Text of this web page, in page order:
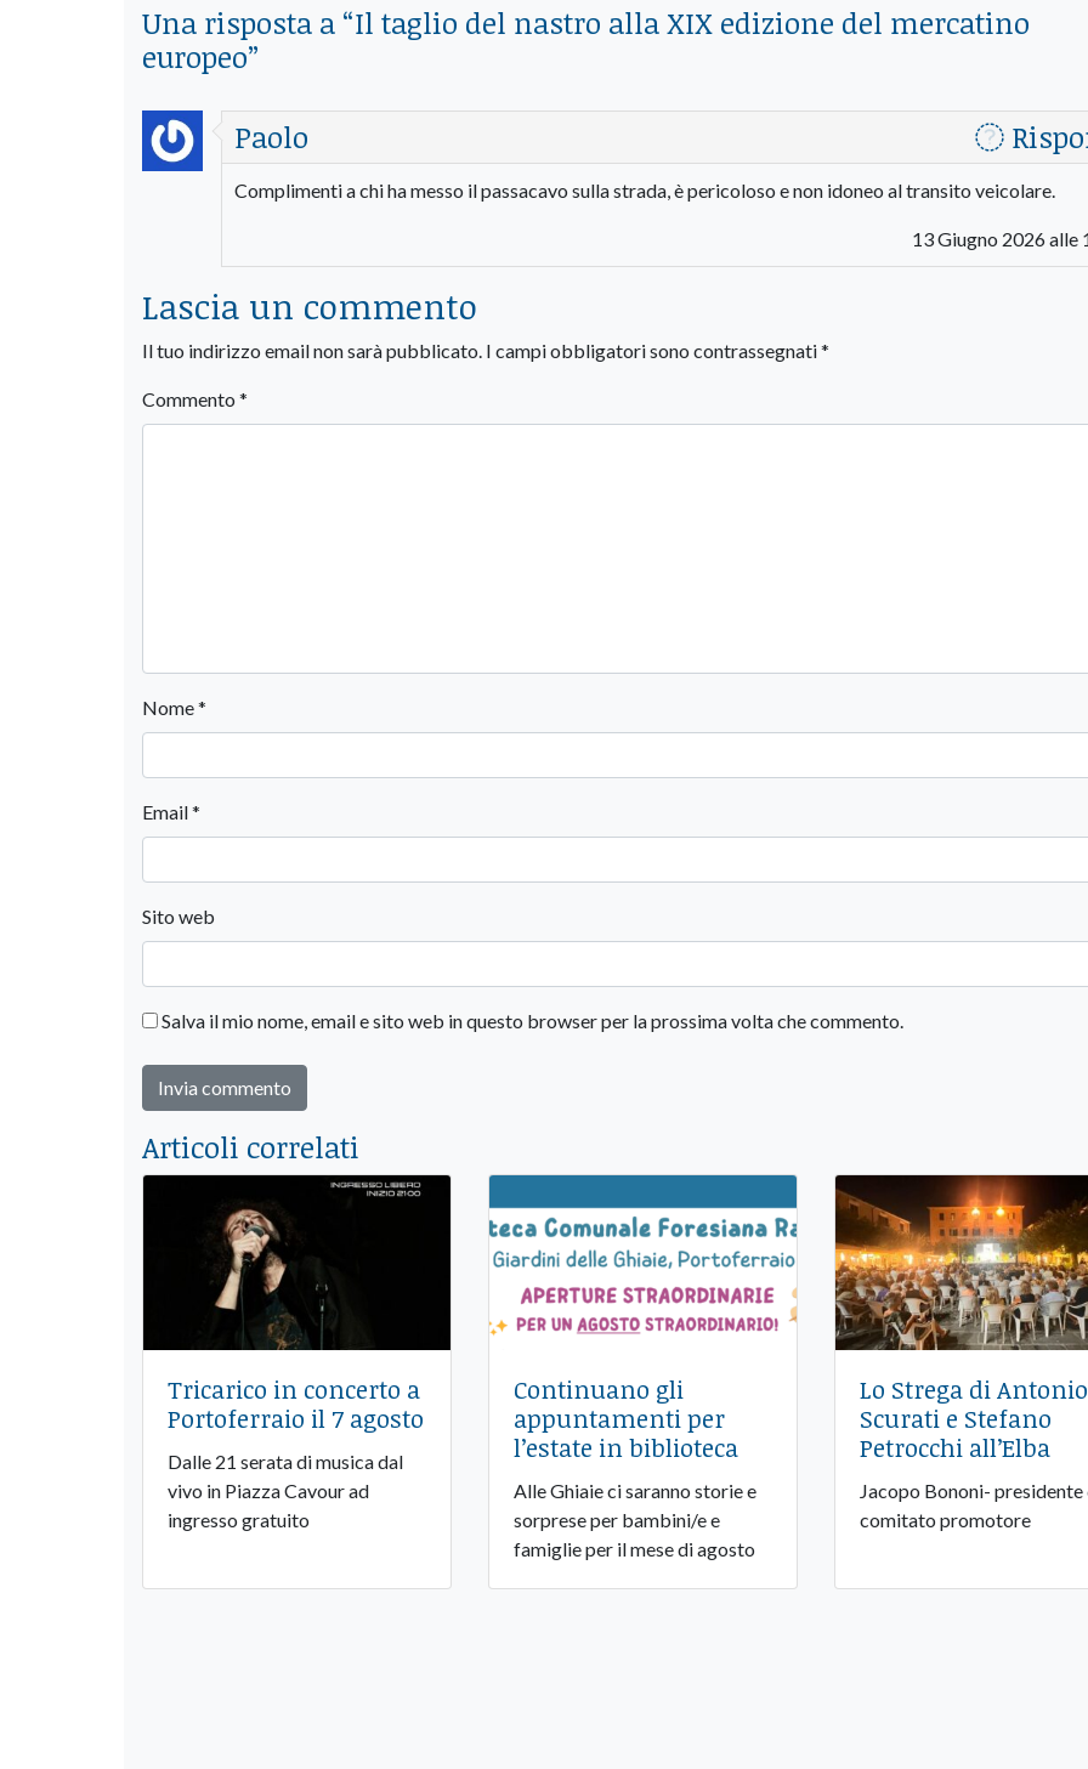
Una risposta a “Il taglio del nastro alla XIX edizione del mercatino
europeo”
Paolo
Complimenti a chi ha messo il passacavo sulla strada, è pericoloso e non idoneo al transito veicolare.
13 Giugno 2026 alle
Lascia un commento
Il tuo indirizzo email non sarà pubblicato. I campi obbligatori sono contrassegnati*
Commento *
Nome*
Email*
Sito web
Salva il mio nome, email e sito web in questo browser per la prossima volta che commento.
Articoli correlati
Tricarico in concerto a
Portoferraio il 7 agosto
Dalle 21 serata di musica dal
vivo in Piazza Cavour ad
ingresso gratuito
Continuano gli
appuntamenti per
l’estate in biblioteca
Alle Ghiaie ci saranno storie e
sorprese per bambini/e e
famiglie per il mese di agosto
Lo Strega di Antonio
Scurati e Stefano
Petrocchi all’Elba
Jacopo Bononi- presidente
comitato promotore